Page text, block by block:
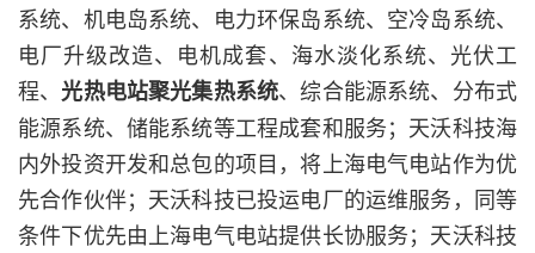
系统、机电岛系统、电力环保岛系统、空冷岛系统、
电厂升级改造、电机成套、海水淡化系统、光伏工
程、 光热电站聚光集热系统、综合能源系统、分布式
能源系统、储能系统等工程成套和服务；天沃科技海
内外投资开发和总包的项目，将上海电气电站作为优
先合作伙伴；天沃科技已投运电厂的运维服务，同等
条件下优先由上海电气电站提供长协服务；天沃科技